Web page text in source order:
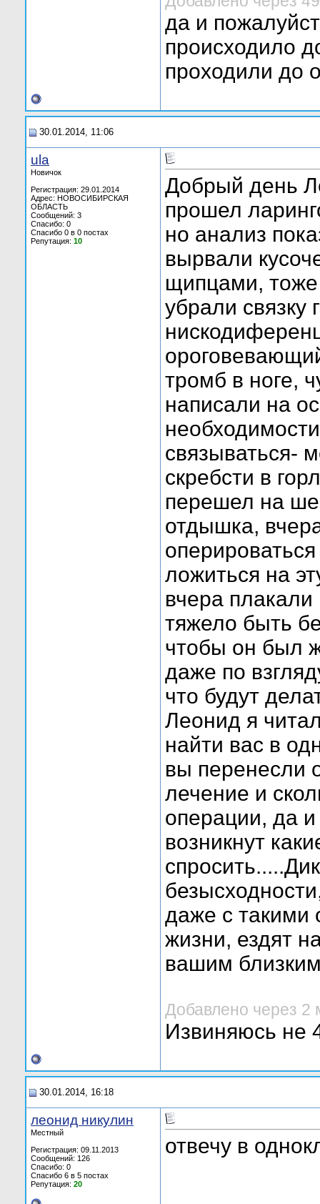
да и
происходило
проходили до
30.01.2014, 11:06
ula
Новичок
Регистрация: 29.01.2014
Адрес: НОВОСИБИРСКАЯ
ОБЛАСТЬ
Сообщений: 3
Спасибо: 0
Спасибо 0 в 0 постах
Репутация: 10
Добрый день
прошел
но анализ
вырвали
щипцами, тоже
убрали связку
тромб в ноге,
написали на
связываться-
скребсти в
перешел на
отдышка,
ложиться на
вчера
тяжело быть
чтобы он был
даже по
что будут
Леонид я
найти вас в
вы перенесли
лечение и
операции, да
возникнут
даже с такими
жизни, ездят
вашим
Добавлено через 2
Извиняюсь не
30.01.2014, 16:18
леонид никулин
Местный
Регистрация: 09.11.2013
Сообщений: 126
Спасибо: 0
Спасибо 6 в 5 постах
Репутация: 20
отвечу в